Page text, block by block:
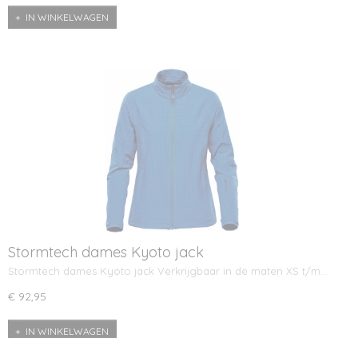
IN WINKELWAGEN
Stormtech dames Kyoto jack
Stormtech dames Kyoto jack Verkrijgbaar in de maten XS t/m…
€ 92,95
IN WINKELWAGEN